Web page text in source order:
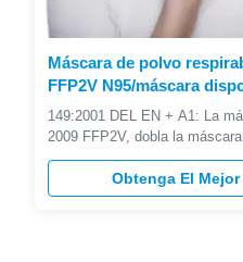
Máscara de polvo
FFP2V N95/máscara
el uso conveniente
149:2001 DEL EN + A1: La
2009 FFP2V, dobla la
certificado del CE aprobado
de FFP2V: Doble el diseño
por el paquete, envuelto
Obtenga El Mejor